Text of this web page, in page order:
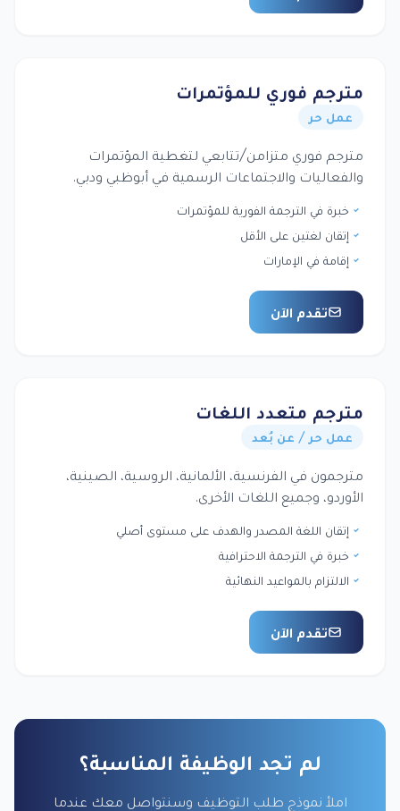
مترجم فوري للمؤتمرات
عمل حر
مترجم فوري متزامن/تتابعي لتغطية المؤتمرات
والفعاليات والاجتماعات الرسمية في أبوظبي ودبي.
خبرة في الترجمة الفورية للمؤتمرات
إتقان لغتين على الأقل
إقامة في الإمارات
تقدم الآن
مترجم متعدد اللغات
عمل حر / عن بُعد
مترجمون في الفرنسية، الألمانية، الروسية، الصينية،
الأوردو، وجميع اللغات الأخرى.
إتقان اللغة المصدر والهدف على مستوى أصلي
خبرة في الترجمة الاحترافية
الالتزام بالمواعيد النهائية
تقدم الآن
لم تجد الوظيفة المناسبة؟
املأ نموذج طلب التوظيف وسنتواصل معك عندما